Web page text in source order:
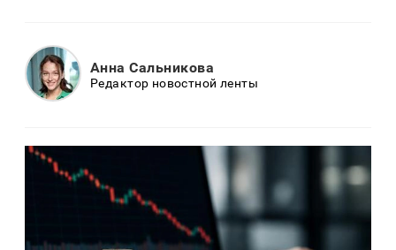
Анна Сальникова
Редактор новостной ленты